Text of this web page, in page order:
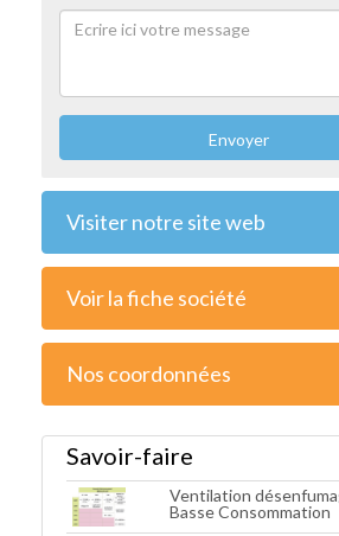
Envoyer
Visiter notre site web
Voir la fiche société
Nos coordonnées
Savoir-faire
Ventilation
Basse Consommation